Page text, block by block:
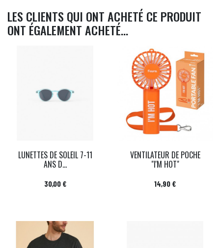
LES CLIENTS QUI ONT ACHETÉ CE PRODUIT
ONT ÉGALEMENT ACHETÉ...
LUNETTES DE SOLEIL 7-11
ANS D...
Prix
30,00 €
VENTILATEUR DE POCHE
"I'M HOT"
Prix
14,90 €